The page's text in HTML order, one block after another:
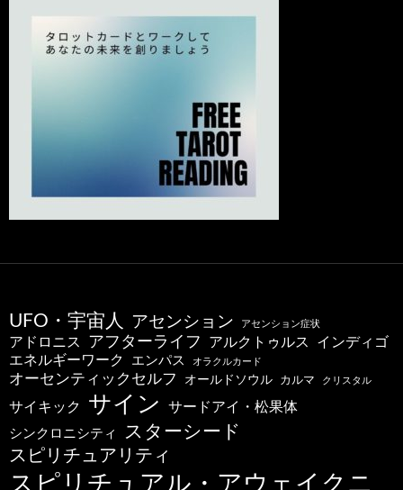
UFO・宇宙人 アセンション アセンション症状
アドロニス アフターライフ アルクトゥルス インディゴ
エネルギーワーク エンパス オラクルカード
オーセンティックセルフ オールドソウル カルマ クリスタル
サイキック サイン サードアイ・松果体
シンクロニシティ スターシード
スピリチュアリティ
スピリチュアル・アウェイクニ